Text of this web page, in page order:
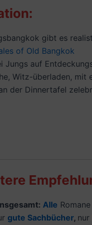
gibt es
of Old Bangkok
Jungs auf
Witz-überladen, mit
der Dinnertafel
Alle
gute Sachbücher, nur